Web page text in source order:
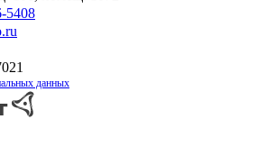
5408
данных